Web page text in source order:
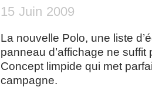
15 Juin 2009
La nouvelle Polo, une liste
panneau d’affichage ne suffit
Concept limpide qui met
campagne.